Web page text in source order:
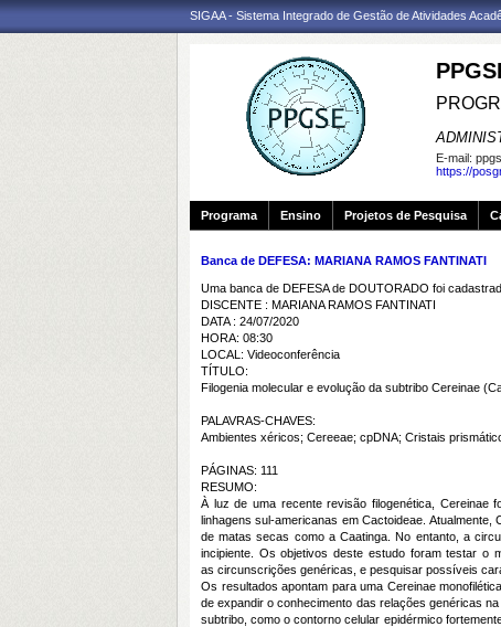
SIGAA - Sistema Integrado de Gestão de Atividades
E-mail:
https://
Programa Ensino Projetos de Pesquisa
Banca de DEFESA: MARIANA RAMOS FANTINATI
Uma banca de DEFESA de DOUTORADO foi
DISCENTE : MARIANA RAMOS FANTINATI
DATA : 24/07/2020
HORA: 08:30
LOCAL: Videoconferência
TÍTULO:
Filogenia molecular e evolução da subtribo Cereinae
PALAVRAS-CHAVES:
Ambientes xéricos; Cereeae; cpDNA; Cristais
PÁGINAS: 111
RESUMO:
À luz de uma recente revisão filogenética, Cereinae
linhagens sul-americanas em Cactoideae.
de matas secas como a Caatinga. No entanto, a
incipiente. Os objetivos deste estudo foram testar o
as circunscrições genéricas, e pesquisar possíveis
Os resultados apontam para uma Cereinae
de expandir o conhecimento das relações genéricas
subtribo, como o contorno celular epidérmico